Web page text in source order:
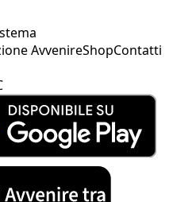
AvvenireShopContatti